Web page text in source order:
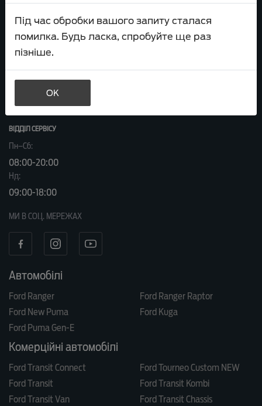
вул. Велика Кільцева, 60а
ВІДДІЛ ПРОДАЖІВ
09:00-18:00
ВІДДІЛ CЕРВІСУ
Пн–Сб:
08:00-20:00
Нд:
09:00-18:00
МИ В СОЦ. МЕРЕЖАХ
Автомобілі
Ford Ranger
Ford Ranger Raptor
Ford New Puma
Ford Kuga
Ford Puma Gen-E
Комерційні автомобілі
Ford Transit Connect
Ford Tourneo Custom NEW
Ford Transit
Ford Transit Kombi
Ford Transit Van
Ford Transit Chassis
Під час обробки вашого запиту сталася
помилка. Будь ласка, спробуйте ще раз
пізніше.
OK